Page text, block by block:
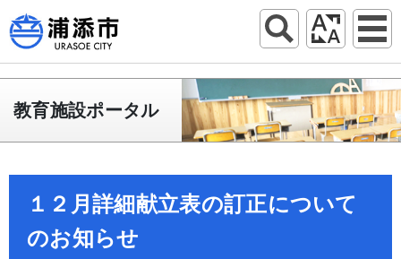
教育施設ポータル
１２月詳細献立表の訂正について
のお知らせ